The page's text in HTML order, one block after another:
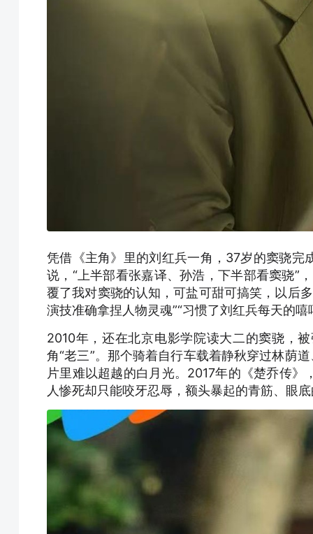
凭借《主角》里的刘红兵一角，37岁的窦骁完
说，“上半部看张嘉译、孙浩，下半部看窦骁”
覆了我对窦骁的认知，可盐可甜可搞笑，以后
演技准确拿捏人物灵魂”“习惯了刘红兵每天的
2010年，还在北京电影学院读大二的窦骁，
角“老三”。那个骑着自行车载着静秋穿过林荫
片里难以超越的白月光。2017年的《楚乔传
人惨死却只能咬牙忍辱，额头暴起的青筋、眼